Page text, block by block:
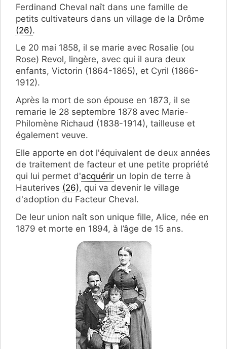
Ferdinand Cheval naît dans une famille de
petits cultivateurs dans un village de la Drôme
(26).
Le 20 mai 1858, il se marie avec Rosalie (ou
Rose) Revol, lingère, avec qui il aura deux
enfants, Victorin (1864-1865), et Cyril (1866-
1912).
Après la mort de son épouse en 1873, il se
remarie le 28 septembre 1878 avec Marie-
Philomène Richaud (1838-1914), tailleuse et
également veuve.
Elle apporte en dot l'équivalent de deux années
de traitement de facteur et une petite propriété
qui lui permet d'acquérir un lopin de terre à
Hauterives (26), qui va devenir le village
d'adoption du Facteur Cheval.
De leur union naît son unique fille, Alice, née en
1879 et morte en 1894, à l’âge de 15 ans.